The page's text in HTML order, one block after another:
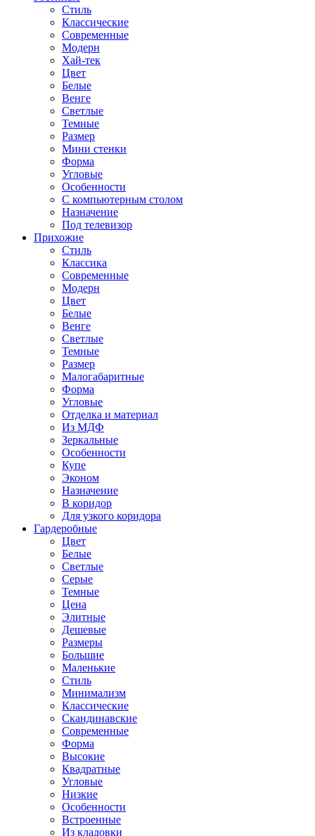
Стиль
Классические
Современные
Модерн
Хай-тек
Цвет
Белые
Венге
Светлые
Темные
Размер
Мини стенки
Форма
Угловые
Особенности
С компьютерным столом
Назначение
Под телевизор
Прихожие
Стиль
Классика
Современные
Модерн
Цвет
Белые
Венге
Светлые
Темные
Размер
Малогабаритные
Форма
Угловые
Отделка и материал
Из МДФ
Зеркальные
Особенности
Купе
Эконом
Назначение
В коридор
Для узкого коридора
Гардеробные
Цвет
Белые
Светлые
Серые
Темные
Цена
Элитные
Дешевые
Размеры
Большие
Маленькие
Стиль
Минимализм
Классические
Скандинавские
Современные
Форма
Высокие
Квадратные
Угловые
Низкие
Особенности
Встроенные
Из кладовки